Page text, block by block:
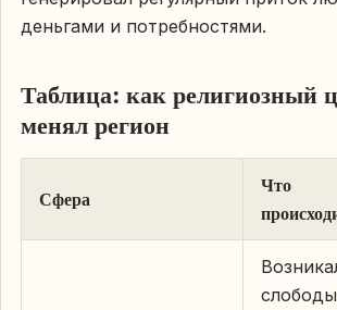
деньгами и потребностями.
Таблица: как религиозный
менял регион
Сфера
Что